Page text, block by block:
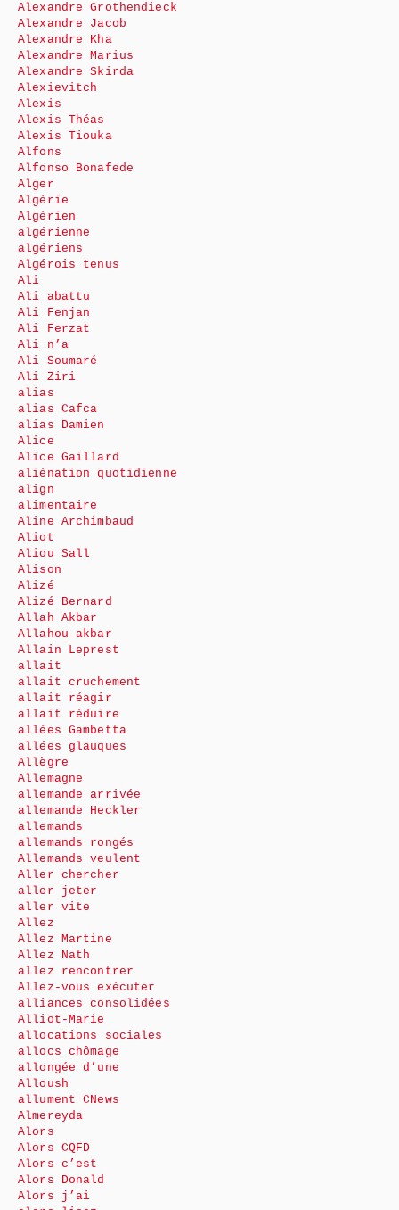
Alexandre Grothendieck
Alexandre Jacob
Alexandre Kha
Alexandre Marius
Alexandre Skirda
Alexievitch
Alexis
Alexis Théas
Alexis Tiouka
Alfons
Alfonso Bonafede
Alger
Algérie
Algérien
algérienne
algériens
Algérois tenus
Ali
Ali abattu
Ali Fenjan
Ali Ferzat
Ali n’a
Ali Soumaré
Ali Ziri
alias
alias Cafca
alias Damien
Alice
Alice Gaillard
aliénation quotidienne
align
alimentaire
Aline Archimbaud
Aliot
Aliou Sall
Alison
Alizé
Alizé Bernard
Allah Akbar
Allahou akbar
Allain Leprest
allait
allait cruchement
allait réagir
allait réduire
allées Gambetta
allées glauques
Allègre
Allemagne
allemande arrivée
allemande Heckler
allemands
allemands rongés
Allemands veulent
Aller chercher
aller jeter
aller vite
Allez
Allez Martine
Allez Nath
allez rencontrer
Allez-vous exécuter
alliances consolidées
Alliot-Marie
allocations sociales
allocs chômage
allongée d’une
Alloush
allument CNews
Almereyda
Alors
Alors CQFD
Alors c’est
Alors Donald
Alors j’ai